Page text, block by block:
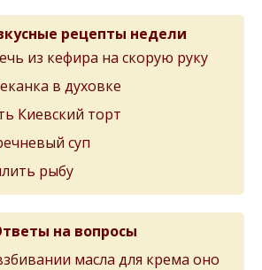
рецепты недели
из кефира на скорую руку
в духовке
Киевский торт
суп
рыбу
на вопросы
масла для крема оно